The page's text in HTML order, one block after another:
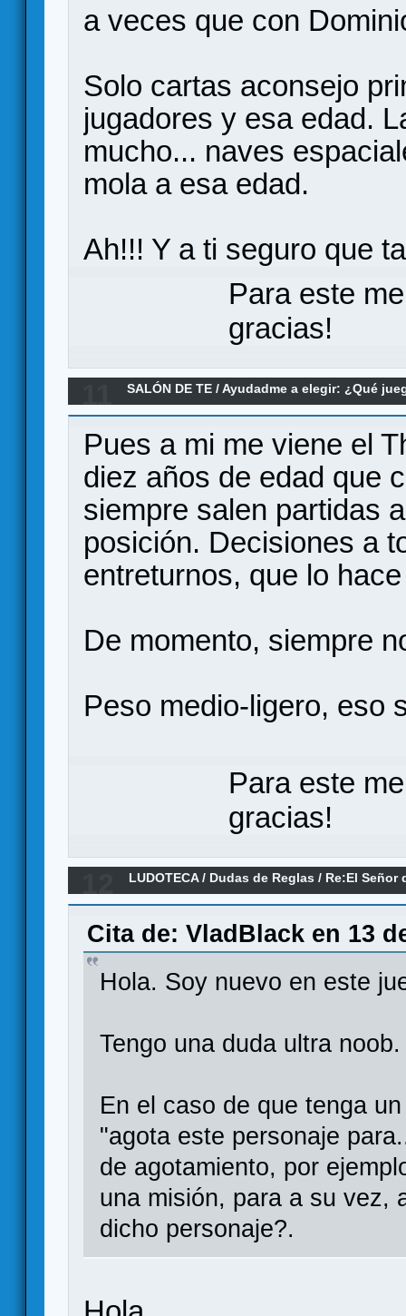
a veces que con
Solo cartas aconsejo
jugadores y esa edad.
mucho... naves
mola a esa edad.
Ah!!! Y a ti seguro que
Para este
gracias!
SALÓN DE TE /Ayudadme a elegir: ¿Qué
Re:Recomendadme grandes euros de
Pues a mi me viene el
diez años de edad que
siempre salen partidas
posición. Decisiones a
entreturnos, que lo
De momento, siempre
Peso medio-ligero, eso
Para este
gracias!
LUDOTECA/ Dudas de Reglas / Re:El Señor
Cita de: VladBlack en 13
Hola. Soy nuevo en este
Tengo una duda ultra noob.
En el caso de que tenga
"agota este personaje
de agotamiento, por
una misión, para a su vez,
dicho personaje?.